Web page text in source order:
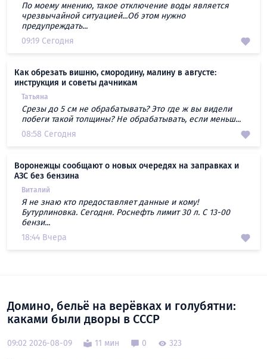
По моему мнению, такое отключение воды является
чрезвычайной ситуацией...Об этом нужно
предупреждать...
09:19 Сегодня
Как обрезать вишню, смородину, малину в августе:
инструкция и советы дачникам
Татьяна
Срезы до 5 см не обрабатывать? Это где ж вы видели
побеги такой толщины? Не обрабатывать, если меньш...
08:58 Сегодня
Воронежцы сообщают о новых очередях на заправках и
АЗС без бензина
Виталий
Я не знаю кто предоставляет данные и кому!
Бутурлиновка. Сегодня. Роснефть лимит 30 л. С 13-00
бензи...
18:44 Вчера
Домино, бельё на верёвках и голубятни:
каками были дворы в СССР
09:02 2026-08-09 11 мин 0 323